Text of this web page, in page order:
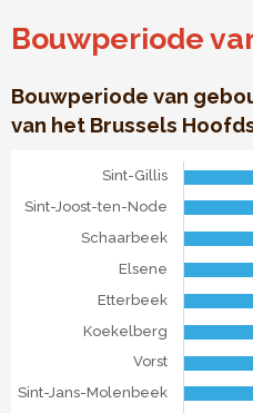
Bouwperiode
Bouwperiode van
van het Brussels
Bouwperiode van gebouwen
Bar chart with 5 data series.
Bouwperiode van
The chart has 1 X axis
The chart has 1 Y axis
Sint-Gillis
Sint-Joost-ten-Node
Schaarbeek
Elsene
Etterbeek
Koekelberg
Vorst
Sint-Jans-Molenbeek